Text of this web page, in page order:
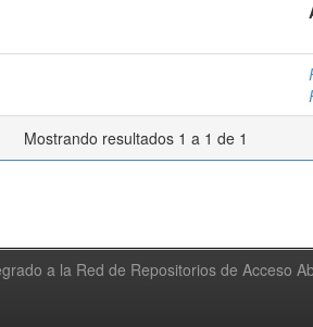
Mostrando resultados 1 a 1 de 1
a la Red de Repositorios de Acceso